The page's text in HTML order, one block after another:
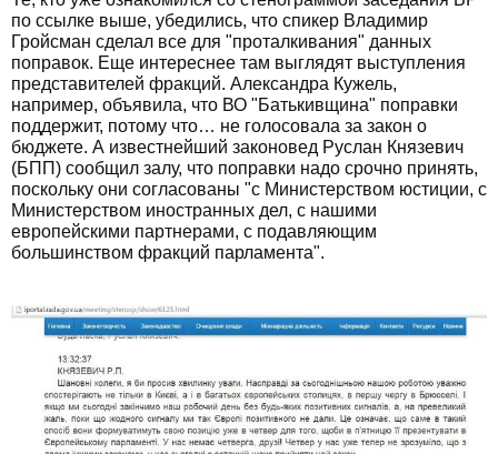
по ссылке выше, убедились, что спикер Владимир
Гройсман сделал все для "проталкивания" данных
поправок. Еще интереснее там выглядят выступления
представителей фракций. Александра Кужель,
например, объявила, что ВО "Батькивщина" поправки
поддержит, потому что… не голосовала за закон о
бюджете. А известнейший законовед Руслан Князевич
(БПП) сообщил залу, что поправки надо срочно принять,
поскольку они согласованы "с Министерством юстиции, с
Министерством иностранных дел, с нашими
европейскими партнерами, с подавляющим
большинством фракций парламента".